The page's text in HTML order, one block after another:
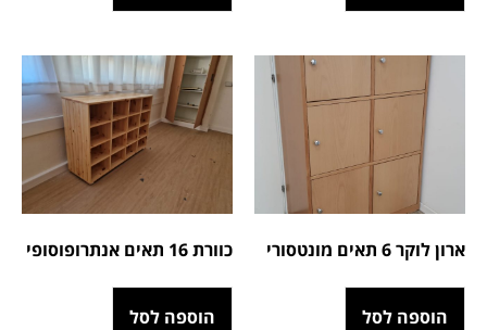
ארון לוקר 6 תאים מונטסורי
הוספה לסל
כוורת 16 תאים אנתרופוסופי
הוספה לסל